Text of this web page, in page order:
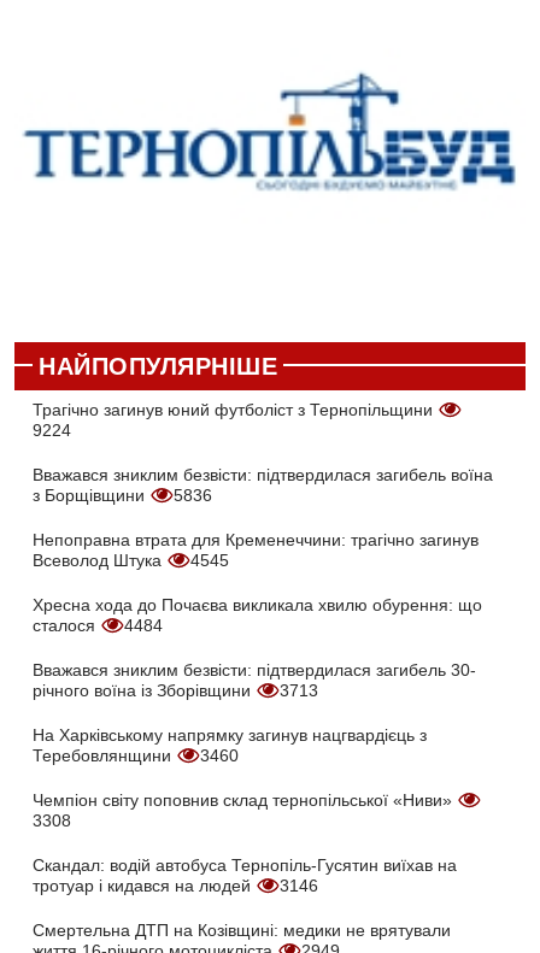
НАЙПОПУЛЯРНІШЕ
Трагічно загинув юний футболіст з Тернопільщини
9224
Вважався зниклим безвісти: підтвердилася загибель воїна
з Борщівщини
5836
Непоправна втрата для Кременеччини: трагічно загинув
Всеволод Штука
4545
Хресна хода до Почаєва викликала хвилю обурення: що
сталося
4484
Вважався зниклим безвісти: підтвердилася загибель 30-
річного воїна із Зборівщини
3713
На Харківському напрямку загинув нацгвардієць з
Теребовлянщини
3460
Чемпіон світу поповнив склад тернопільської «Ниви»
3308
Скандал: водій автобуса Тернопіль-Гусятин виїхав на
тротуар і кидався на людей
3146
Смертельна ДТП на Козівщині: медики не врятували